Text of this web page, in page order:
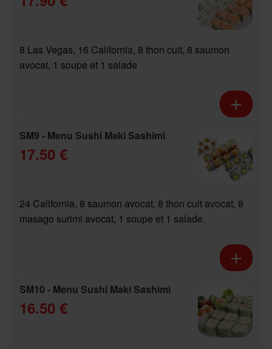
8 Las Vegas, 16 California, 8 thon cuit, 8 saumon
avocat, 1 soupe et 1 salade
SM9 - Menu Sushi Maki Sashimi
17.50 €
24 California, 8 saumon avocat, 8 thon cuit avocat, 8
masago surimi avocat, 1 soupe et 1 salade.
SM10 - Menu Sushi Maki Sashimi
16.50 €